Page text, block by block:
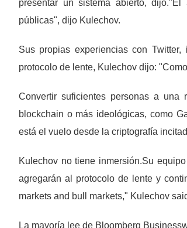
presentar un sistema abierto,
públicas", dijo Kulechov.
Sus propias experiencias con
protocolo de lente, Kulechov dijo:
Convertir suficientes personas a
blockchain o más ideológicas, como
está el vuelo desde la criptografía
Kulechov no tiene inmersión.Su
agregarán al protocolo de lente y
markets and bull markets," Kulechov
La mayoría lee de Bloomberg